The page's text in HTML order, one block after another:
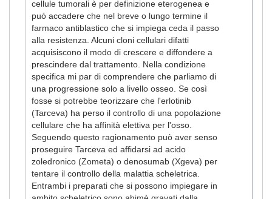
cellule tumorali è per definizione eterogenea e
può accadere che nel breve o lungo termine il
farmaco antiblastico che si impiega ceda il passo
alla resistenza. Alcuni cloni cellulari difatti
acquisiscono il modo di crescere e diffondere a
prescindere dal trattamento. Nella condizione
specifica mi par di comprendere che parliamo di
una progressione solo a livello osseo. Se così
fosse si potrebbe teorizzare che l'erlotinib
(Tarceva) ha perso il controllo di una popolazione
cellulare che ha affinità elettiva per l'osso.
Seguendo questo ragionamento può aver senso
proseguire Tarceva ed affidarsi ad acido
zoledronico (Zometa) o denosumab (Xgeva) per
tentare il controllo della malattia scheletrica.
Entrambi i preparati che si possono impiegare in